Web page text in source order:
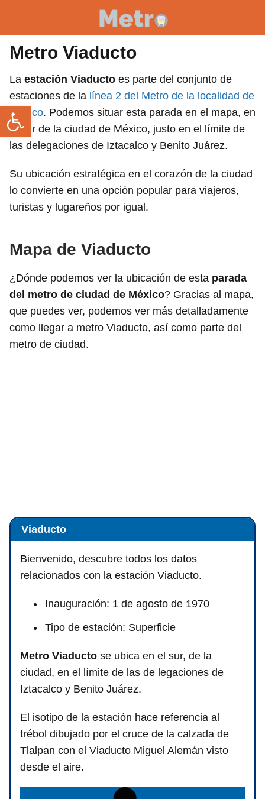
Metro Viaducto
La estación Viaducto es parte del conjunto de
estaciones de la línea 2 del Metro de la localidad de
México. Podemos situar esta parada en el mapa, en
el sur de la ciudad de México, justo en el límite de
las delegaciones de Iztacalco y Benito Juárez.
Su ubicación estratégica en el corazón de la ciudad
lo convierte en una opción popular para viajeros,
turistas y lugareños por igual.
Mapa de Viaducto
¿Dónde podemos ver la ubicación de esta parada
del metro de ciudad de México? Gracias al mapa,
que puedes ver, podemos ver más detalladamente
como llegar a metro Viaducto, así como parte del
metro de ciudad.
Viaducto
Bienvenido, descubre todos los datos
relacionados con la estación Viaducto.
Inauguración: 1 de agosto de 1970
Tipo de estación: Superficie
Metro Viaducto se ubica en el sur, de la
ciudad, en el límite de las de legaciones de
Iztacalco y Benito Juárez.
El isotipo de la estación hace referencia al
trébol dibujado por el cruce de la calzada de
Tlalpan con el Viaducto Miguel Alemán visto
desde el aire.
Abrir barra de herramientas